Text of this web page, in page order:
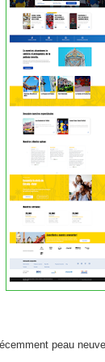
peau